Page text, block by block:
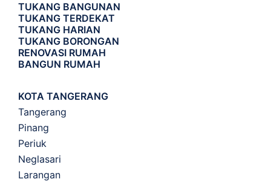
TUKANG BANGUNAN
TUKANG TERDEKAT
TUKANG HARIAN
TUKANG BORONGAN
RENOVASI RUMAH
BANGUN RUMAH
KOTA TANGERANG
Tangerang
Pinang
Periuk
Neglasari
Larangan